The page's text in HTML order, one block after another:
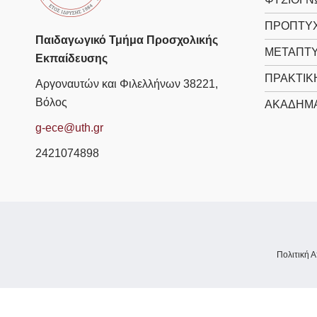
Παιδαγωγικό Τμήμα Προσχολικής
Εκπαίδευσης
Αργοναυτών και Φιλελλήνων 38221,
Βόλος
g-ece@uth.gr
2421074898
Πολιτική